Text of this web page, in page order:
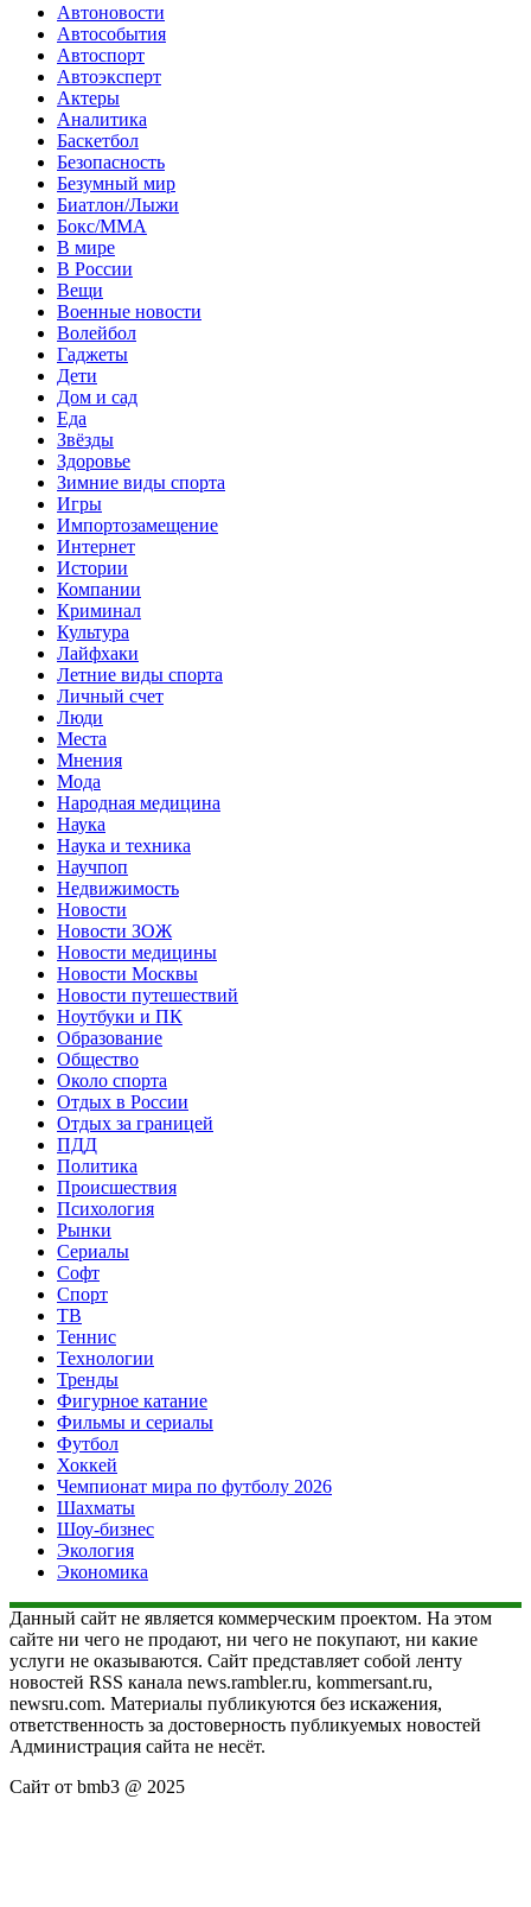
Автоновости
Автособытия
Автоспорт
Автоэксперт
Актеры
Аналитика
Баскетбол
Безопасность
Безумный мир
Биатлон/Лыжи
Бокс/MMA
В мире
В России
Вещи
Военные новости
Волейбол
Гаджеты
Дети
Дом и сад
Еда
Звёзды
Здоровье
Зимние виды спорта
Игры
Импортозамещение
Интернет
Истории
Компании
Криминал
Культура
Лайфхаки
Летние виды спорта
Личный счет
Люди
Места
Мнения
Мода
Народная медицина
Наука
Наука и техника
Научпоп
Недвижимость
Новости
Новости ЗОЖ
Новости медицины
Новости Москвы
Новости путешествий
Ноутбуки и ПК
Образование
Общество
Около спорта
Отдых в России
Отдых за границей
ПДД
Политика
Происшествия
Психология
Рынки
Сериалы
Софт
Спорт
ТВ
Теннис
Технологии
Тренды
Фигурное катание
Фильмы и сериалы
Футбол
Хоккей
Чемпионат мира по футболу 2026
Шахматы
Шоу-бизнес
Экология
Экономика
Данный сайт не является коммерческим проектом. На этом
сайте ни чего не продают, ни чего не покупают, ни какие
услуги не оказываются. Сайт представляет собой ленту
новостей RSS канала news.rambler.ru, kommersant.ru,
newsru.com. Материалы публикуются без искажения,
ответственность за достоверность публикуемых новостей
Администрация сайта не несёт.
Сайт от bmb3 @ 2025